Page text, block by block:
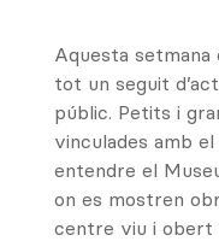
Aquesta setmana
tot un seguit
públic. Petits i
vinculades amb
entendre el
on es mostren
centre viu i obert